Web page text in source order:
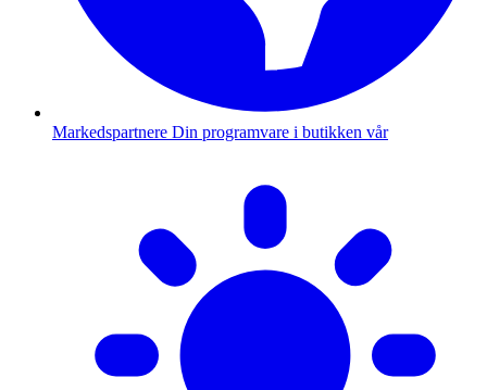
Markedspartnere Din programvare i butikken vår